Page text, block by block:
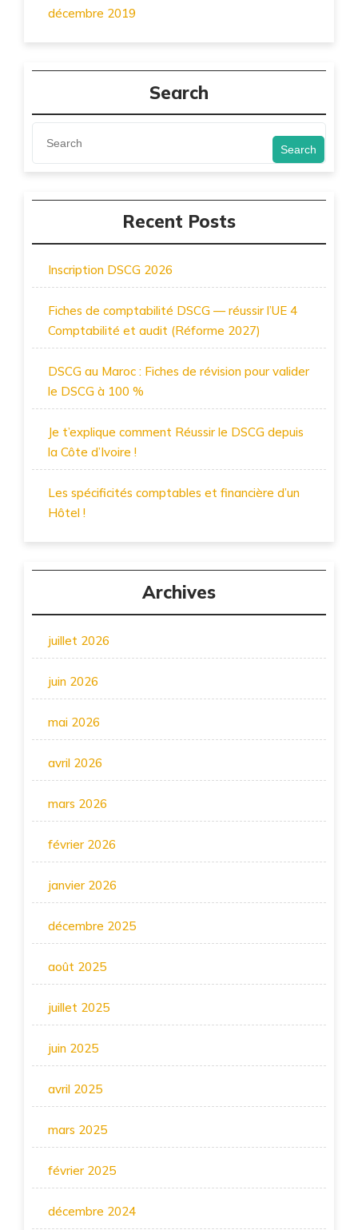
décembre 2019
Search
Search
Recent Posts
Inscription DSCG 2026
Fiches de comptabilité DSCG — réussir l’UE 4
Comptabilité et audit (Réforme 2027)
DSCG au Maroc : Fiches de révision pour valider
le DSCG à 100 %
Je t’explique comment Réussir le DSCG depuis
la Côte d’Ivoire !
Les spécificités comptables et financière d’un
Hôtel !
Archives
juillet 2026
juin 2026
mai 2026
avril 2026
mars 2026
février 2026
janvier 2026
décembre 2025
août 2025
juillet 2025
juin 2025
avril 2025
mars 2025
février 2025
décembre 2024